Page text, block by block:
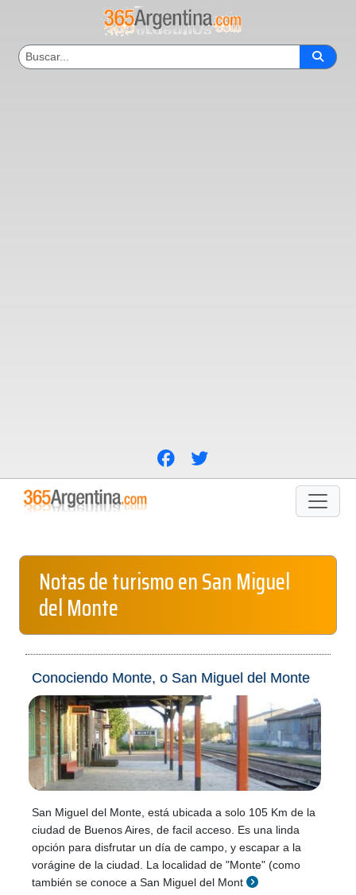
Notas de turismo en San Miguel
del Monte
Conociendo Monte, o San Miguel del Monte
San Miguel del Monte, está ubicada a solo 105 Km de la
ciudad de Buenos Aires, de facil acceso. Es una linda
opción para disfrutar un día de campo, y escapar a la
vorágine de la ciudad. La localidad de "Monte" (como
también se conoce a San Miguel del Mont